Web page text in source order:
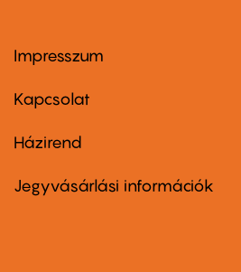
Footer
first
Impresszum
Kapcsolat
Footer
second
Házirend
Jegyvásárlási információk